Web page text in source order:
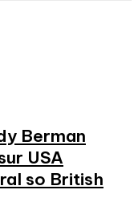
Berman
USA
so British